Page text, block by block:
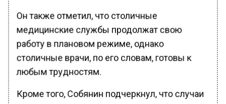
Он также отметил, что столичные
медицинские службы продолжат свою
работу в плановом режиме, однако
столичные врачи, по его словам, готовы к
любым трудностям.
Кроме того, Собянин подчеркнул, что случаи